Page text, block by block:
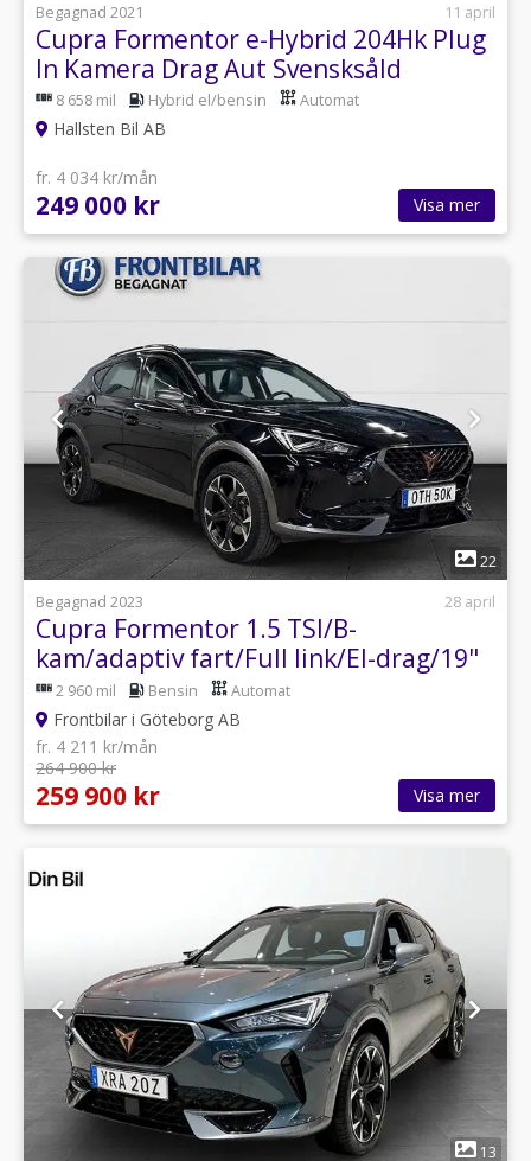
Begagnad 2021
11 april
Cupra Formentor e-Hybrid 204Hk Plug
In Kamera Drag Aut Svensksåld
8 658 mil Hybrid el/bensin Automat
Hallsten Bil AB
fr. 4 034 kr/mån
249 000 kr Visa mer
1
22
Begagnad 2023
28 april
Cupra Formentor 1.5 TSI/B-
kam/adaptiv fart/Full link/El-drag/19"
fälg2 960 mil Bensin Automat
Frontbilar i Göteborg AB
fr. 4 211 kr/mån
264 900 kr
259 900 kr Visa mer
1 13